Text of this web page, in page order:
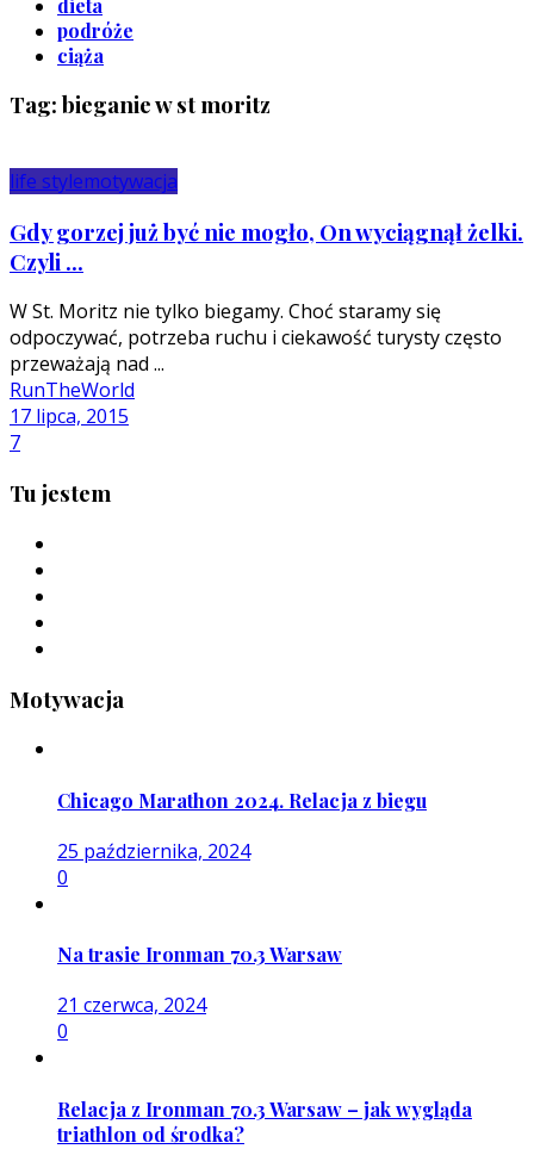
podróże
ciąża
Tag: bieganie w st moritz
life stylemotywacja
Gdy gorzej już być nie mogło, On wyciągnął żelki.
Czyli ...
W St. Moritz nie tylko biegamy. Choć staramy się
odpoczywać, potrzeba ruchu i ciekawość turysty często
przeważają nad ...
RunTheWorld
17 lipca, 2015
7
Tu jestem
Motywacja
Chicago Marathon 2024. Relacja z biegu
25 października, 2024
0
Na trasie Ironman 70.3 Warsaw
21 czerwca, 2024
0
Relacja z Ironman 70.3 Warsaw – jak wygląda
triathlon od środka?